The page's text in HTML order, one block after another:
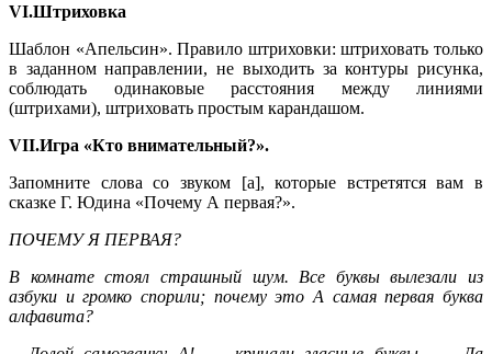
VI.Штриховка
Шаблон «Апельсин». Правило штриховки: штриховать только
в заданном направлении, не выходить за контуры рисунка,
соблюдать одинаковые расстояния между линиями
(штрихами), штриховать простым карандашом.
VII.Игра «Кто внимательный?».
Запомните слова со звуком [а], которые встретятся вам в
сказке Г. Юдина «Почему А первая?».
ПОЧЕМУ Я ПЕРВАЯ?
В комнате стоял страшный шум. Все буквы вылезали из
азбуки и громко спорили; почему это А самая первая буква
алфавита?